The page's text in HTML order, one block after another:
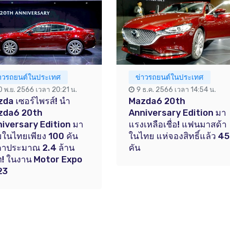
รถยนต์ในประเทศ
พ.ย. 2566 เวลา 20:21 น.
เซอร์ไพรส์! นำ
20th
Edition มา
นไทยเพียง 100 คัน
าประมาณ 2.4 ล้าน
ในงาน Motor Expo
ข่าวรถยนต์ในประเทศ
9 ธ.ค. 2566 เวลา 14:54 น.
Mazda6 20th
Anniversary Edition มา
แรงเหลือเชื่อ! แฟนมาสด้า
ในไทย แห่จองสิทธิ์แล้ว 45
คัน